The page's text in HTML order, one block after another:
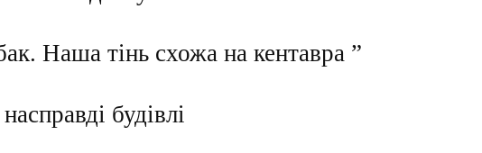
Наша тінь схожа на кентавра ”
будівлі